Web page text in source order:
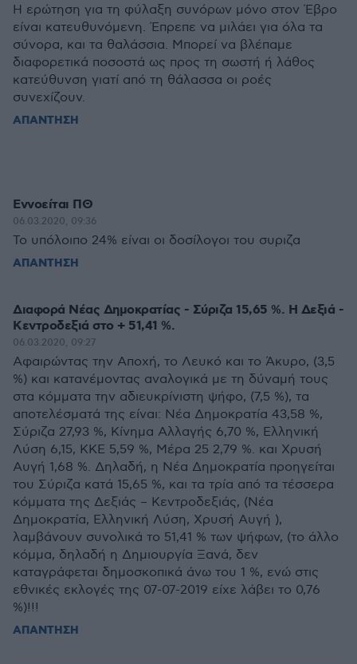
Η ερώτηση για τη φύλαξη συνόρων μόνο στον Έβρο
είναι κατευθυνόμενη. Έπρεπε να μιλάει για όλα τα
σύνορα, και τα θαλάσσια. Μπορεί να βλέπαμε
διαφορετικά ποσοστά ως προς τη σωστή ή λάθος
κατεύθυνση γιατί από τη θάλασσα οι ροές
συνεχίζουν.
ΑΠΑΝΤΗΣΗ
Εννοείται ΠΘ
06.03.2020, 09:36
Το υπόλοιπο 24% είναι οι δοσίλογοι του συριζα
ΑΠΑΝΤΗΣΗ
Διαφορά Νέας Δημοκρατίας - Σύριζα 15,65 %. Η Δεξιά -
Κεντροδεξιά στο + 51,41 %.
06.03.2020, 09:27
Αφαιρώντας την Αποχή, το Λευκό και το Άκυρο, (3,5
%) και κατανέμοντας αναλογικά με τη δύναμή τους
στα κόμματα την αδιευκρίνιστη ψήφο, (7,5 %), τα
αποτελέσματά της είναι: Νέα Δημοκρατία 43,58 %,
Σύριζα 27,93 %, Κίνημα Αλλαγής 6,70 %, Ελληνική
Λύση 6,15, ΚΚΕ 5,59 %, Μέρα 25 2,79 %. και Χρυσή
Αυγή 1,68 %. Δηλαδή, η Νέα Δημοκρατία προηγείται
του Σύριζα κατά 15,65 %, και τα τρία από τα τέσσερα
κόμματα της Δεξιάς – Κεντροδεξιάς, (Νέα
Δημοκρατία, Ελληνική Λύση, Χρυσή Αυγή ),
λαμβάνουν συνολικά το 51,41 % των ψήφων, (το άλλο
κόμμα, δηλαδή η Δημιουργία Ξανά, δεν
καταγράφεται δημοσκοπικά άνω του 1 %, ενώ στις
εθνικές εκλογές της 07-07-2019 είχε λάβει το 0,76
%)!!!
ΑΠΑΝΤΗΣΗ